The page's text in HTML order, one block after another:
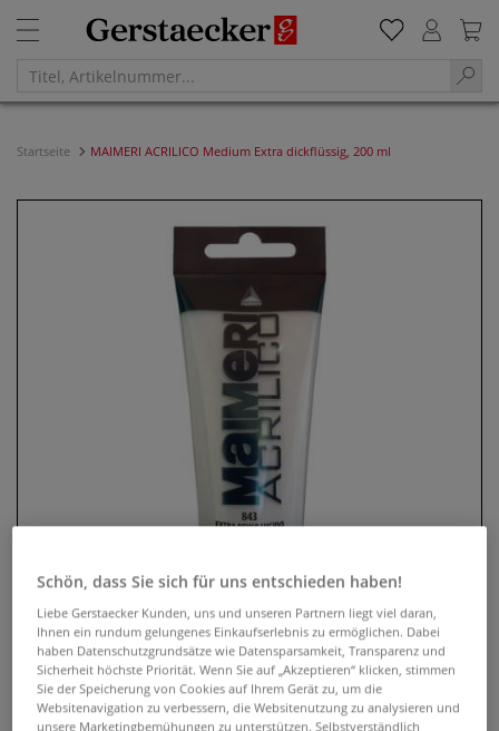
Startseite MAIMERI ACRILICO Medium Extra dickflüssig, 200 ml
Schön, dass Sie sich für uns entschieden haben!
Liebe Gerstaecker Kunden, uns und unseren Partnern liegt viel daran,
Ihnen ein rundum gelungenes Einkaufserlebnis zu ermöglichen. Dabei
haben Datenschutzgrundsätze wie Datensparsamkeit, Transparenz und
Sicherheit höchste Priorität. Wenn Sie auf „Akzeptieren“ klicken, stimmen
Sie der Speicherung von Cookies auf Ihrem Gerät zu, um die
Websitenavigation zu verbessern, die Websitenutzung zu analysieren und
unsere Marketingbemühungen zu unterstützen. Selbstverständlich